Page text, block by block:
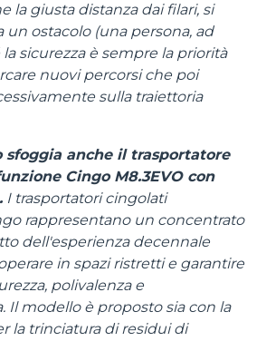
la giusta distanza dai filari, si
un ostacolo (una persona, ad
sicurezza è sempre la priorità
nuovi percorsi che poi
sulla traiettoria
sfoggia anche il trasportatore
Cingo M8.3EVO con
I trasportatori cingolati
rappresentano un concentrato
dell'esperienza decennale
in spazi ristretti e garantire
polivalenza e
Il modello è proposto sia con la
la trinciatura di residui di